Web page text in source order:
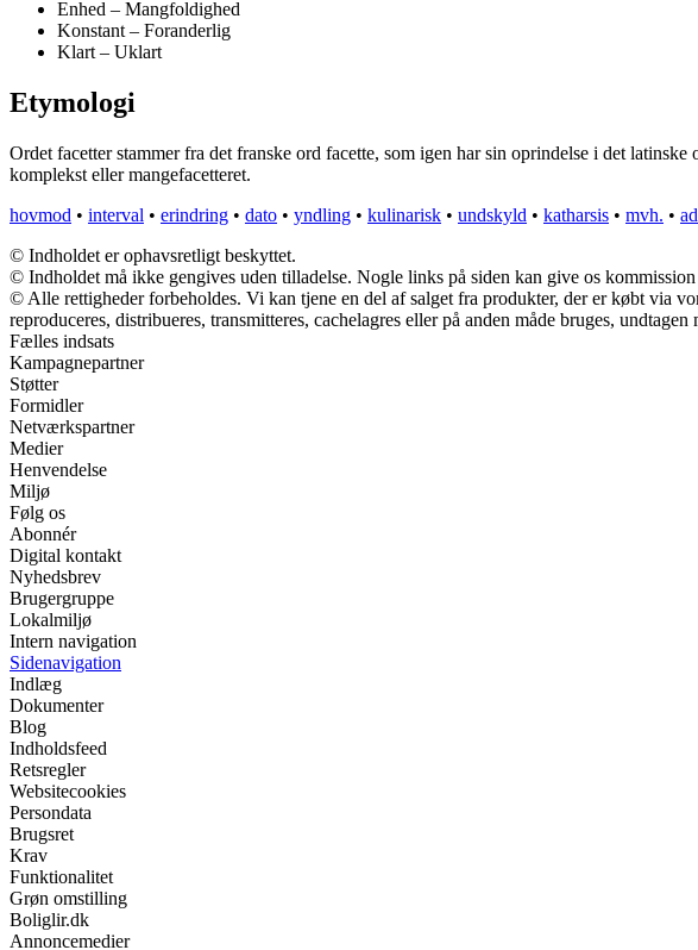
Enhed – Mangfoldighed
Konstant – Foranderlig
Klart – Uklart
Etymologi
Ordet facetter stammer fra det franske ord facette, som igen har sin oprindelse i det
komplekst eller mangefacetteret.
hovmod • interval • erindring • dato • yndling • kulinarisk • undskyld • katharsis • mvh. •
© Indholdet er ophavsretligt beskyttet.
© Indholdet må ikke gengives uden tilladelse. Nogle links på siden kan give os
© Alle rettigheder forbeholdes. Vi kan tjene en del af salget fra produkter, der er købt via
reproduceres, distribueres, transmitteres, cachelagres eller på anden måde bruges,
Fælles indsats
Kampagnepartner
Støtter
Formidler
Netværkspartner
Medier
Henvendelse
Miljø
Følg os
Abonnér
Digital kontakt
Nyhedsbrev
Brugergruppe
Lokalmiljø
Intern navigation
Sidenavigation
Indlæg
Dokumenter
Blog
Indholdsfeed
Retsregler
Websitecookies
Persondata
Brugsret
Krav
Funktionalitet
Grøn omstilling
Boliglir.dk
Annoncemedier